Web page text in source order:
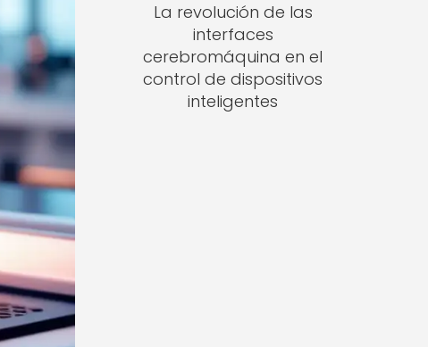
La revolución de las
interfaces
cerebromáquina en el
control de dispositivos
inteligentes